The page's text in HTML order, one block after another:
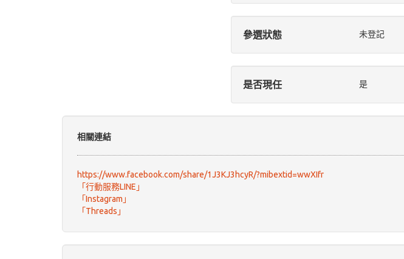
參選狀態 未登記
是否現任 是
相關連結
https://www.facebook.com/share/1J3KJ3hcyR/?mibextid=wwXIfr
「行動服務LINE」
「Instagram」
「Threads」